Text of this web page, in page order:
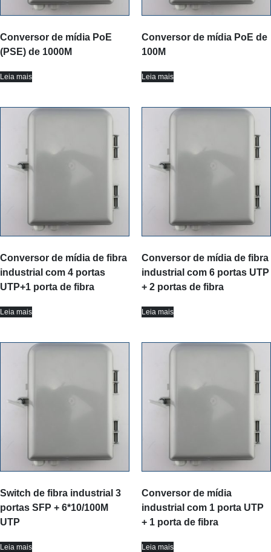
Conversor de mídia PoE
(PSE) de 1000M
Leia mais
Conversor de mídia PoE de
100M
Leia mais
Conversor de mídia de fibra
industrial com 4 portas
UTP+1 porta de fibra
Leia mais
Conversor de mídia de fibra
industrial com 6 portas UTP
+ 2 portas de fibra
Leia mais
Switch de fibra industrial 3
portas SFP + 6*10/100M
UTP
Leia mais
Conversor de mídia
industrial com 1 porta UTP
+ 1 porta de fibra
Leia mais